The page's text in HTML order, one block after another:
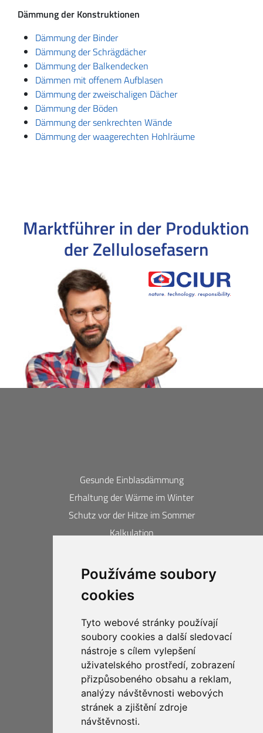
Používáme soubory
cookies
Tyto webové stránky používají
soubory cookies a další sledovací
nástroje s cílem vylepšení
uživatelského prostředí, zobrazení
přizpůsobeného obsahu a reklam,
analýzy návštěvnosti webových
stránek a zjištění zdroje
návštěvnosti.
Dämmung der Konstruktionen
Dämmung der Binder
Dämmung der Schrägdächer
Dämmung der Balkendecken
Dämmen mit offenem Aufblasen
Dämmung der zweischaligen Dächer
Dämmung der Böden
Dämmung der senkrechten Wände
Dämmung der waagerechten Hohlräume
Marktführer in der Produktion
der Zellulosefasern
Gesunde Einblasdämmung
Erhaltung der Wärme im Winter
Schutz vor der Hitze im Sommer
Kalkulation
Erlangte Auszeichnungen und
Zertifikate
Schutz der Privatsphäre
Business compliance CIUR